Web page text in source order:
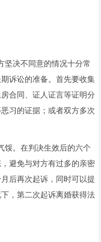
坚决不同意的情况十分常
诉讼的准备。首先要收集
合同、证人证言等证明分
习的证据；或者双方多次
馁。在判决生效后的六个
避免与对方有过多的亲密
后再次起诉，同时可以提
，第二次起诉离婚获得法